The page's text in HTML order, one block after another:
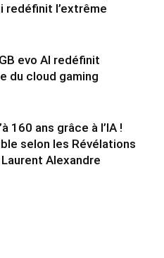
redéfinit l’extrême
evo AI redéfinit
du cloud gaming
160 ans grâce à l’IA !
selon les Révélations
Alexandre